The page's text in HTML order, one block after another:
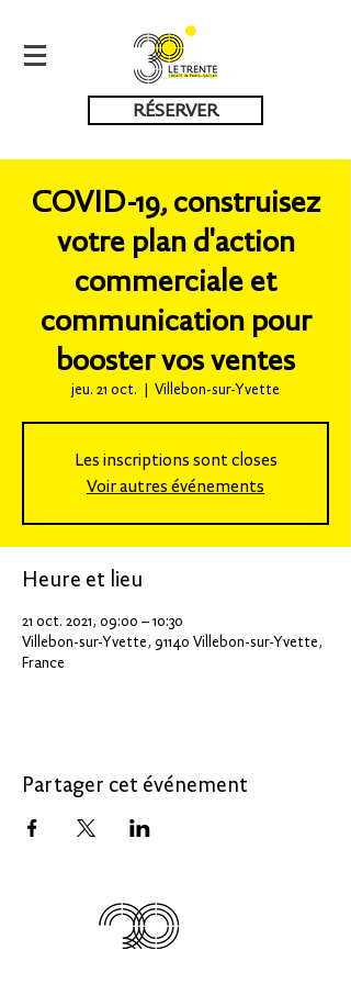
RÉSERVER
COVID-19, construisez
votre plan d'action
commerciale et
communication pour
booster vos ventes
jeu. 21 oct.
  |
Villebon-sur-Yvette
Les inscriptions sont closes
Voir autres événements
Heure et lieu
21 oct. 2021, 09:00 – 10:30
Villebon-sur-Yvette, 91140 Villebon-sur-Yvette,
France
Partager cet événement